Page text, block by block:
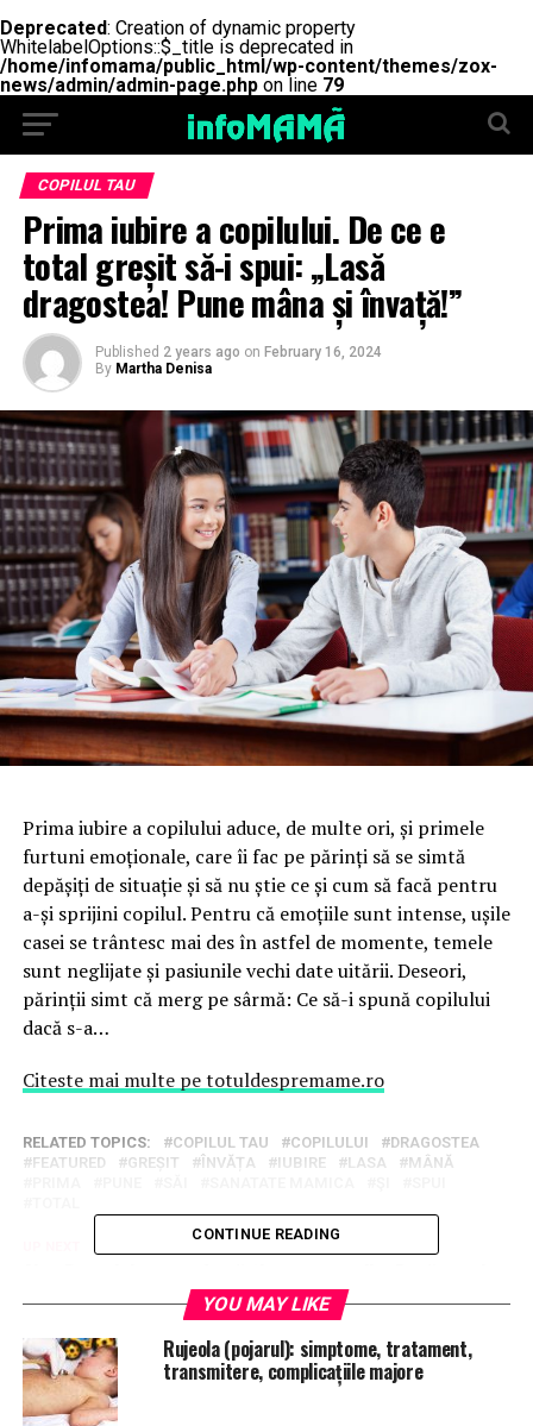
Deprecated: Creation of dynamic property
WhitelabelOptions::$_title is deprecated in
/home/infomama/public_html/wp-content/themes/zox-
news/admin/admin-page.php on line 79
COPILUL TAU
Prima iubire a copilului. De ce e
total greșit să-i spui: „Lasă
dragostea! Pune mâna și învață!”
Published 2 years ago on February 16, 2024
By Martha Denisa
Prima iubire a copilului aduce, de multe ori, și primele
furtuni emoționale, care îi fac pe părinți să se simtă
depășiți de situație și să nu știe ce și cum să facă pentru
a-și sprijini copilul. Pentru că emoțiile sunt intense, ușile
casei se trântesc mai des în astfel de momente, temele
sunt neglijate și pasiunile vechi date uitării. Deseori,
părinții simt că merg pe sârmă: Ce să-i spună copilului
dacă s-a…
Citeste mai multe pe totuldespremame.ro
RELATED TOPICS: COPILUL TAU COPILULUI
DRAGOSTEA
FEATURED
GREȘIT ÎNVĂȚA IUBIRE LASA
MÂNĂ
românească vrea să dea o șansă cititului, trebuie să
lucreze serios la lista cu recomandări”
DON'T MISS
Prima iubire a copilului. De ce e total greșit să-i spui:
„Lasă tu iubirea! Pune mâna și învață!”
CONTINUE READING
YOU MAY LIKE
Rujeola (pojarul): simptome, tratament,
transmitere, complicațiile majore